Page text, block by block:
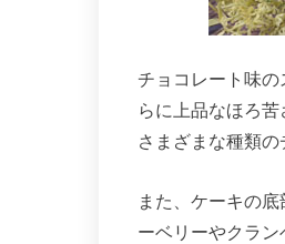
チョコレート味
らに上品なほろ苦
さまざまな種類
また、ケーキの
ーベリーやクラ